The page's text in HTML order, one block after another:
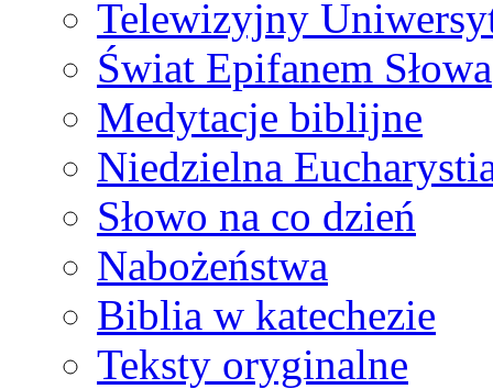
Telewizyjny
Świat Epifanem Słowa
Medytacje biblijne
Niedzielna
Słowo na co dzień
Nabożeństwa
Biblia w katechezie
Teksty oryginalne